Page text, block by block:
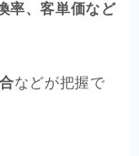
率、客単価など
などが把握で